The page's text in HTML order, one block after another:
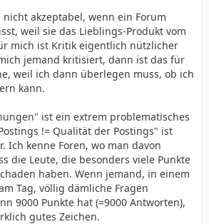
akzeptabel, wenn ein Forum
weil sie das Lieblings-Produkt vom
mich ist Kritik eigentlich nützlicher
jemand kritisiert, dann ist das für
weil ich dann überlegen muss, ob ich
kann.
ist ein extrem problematisches
!= Qualität der Postings" ist
Ich kenne Foren, wo man davon
die Leute, die besonders viele Punkte
haben. Wenn jemand, in einem
Tag, völlig dämliche Fragen
9000 Punkte hat (=9000 Antworten),
gutes Zeichen.